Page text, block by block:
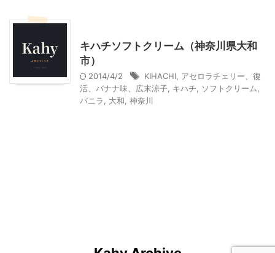
キハチソフトクリーム（神奈川県大和
市）
2014/4/2 KIHACHI アセロラチェリー、復
活、バナナ味、広末涼子 キハチ ソフトクリーム
バニラ
大和 神奈川